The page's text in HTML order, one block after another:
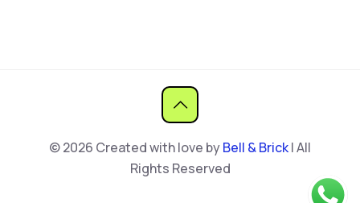
© 2026 Created with love byBell & Brick| All
Rights Reserved